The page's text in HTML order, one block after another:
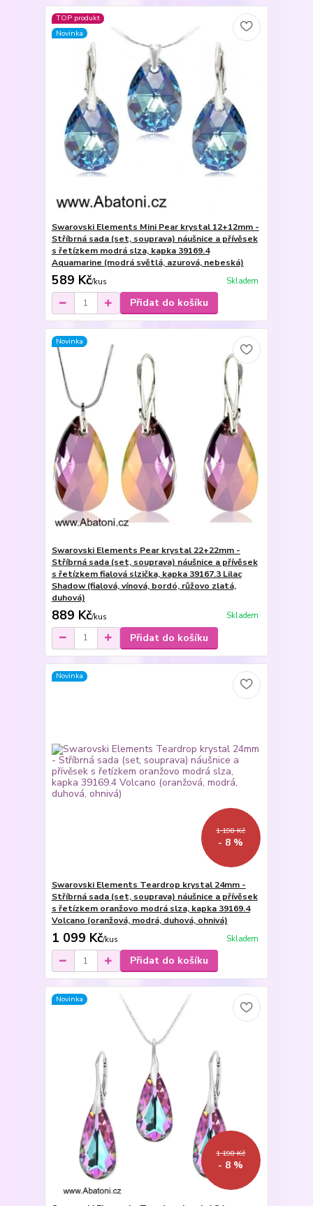
TOP produkt
Novinka
Swarovski Elements Mini Pear krystal 12+12mm -
Stříbrná sada (set, souprava) náušnice a přívěsek
s řetízkem modrá slza, kapka 39169.4
Aquamarine (modrá světlá, azurová, nebeská)
589 Kč/kus Skladem
Přidat do košíku
Novinka
Swarovski Elements Pear krystal 22+22mm -
Stříbrná sada (set, souprava) náušnice a přívěsek
s řetízkem fialová slzička, kapka 39167.3 Lilac
Shadow (fialová, vínová, bordó, růžovo zlatá,
duhová)
889 Kč/kus Skladem
Přidat do košíku
Novinka
1 198 Kč
- 8 %
Swarovski Elements Teardrop krystal 24mm -
Stříbrná sada (set, souprava) náušnice a přívěsek
s řetízkem oranžovo modrá slza, kapka 39169.4
Volcano (oranžová, modrá, duhová, ohnivá)
1 099 Kč/kus Skladem
Přidat do košíku
Novinka
1 198 Kč
- 8 %